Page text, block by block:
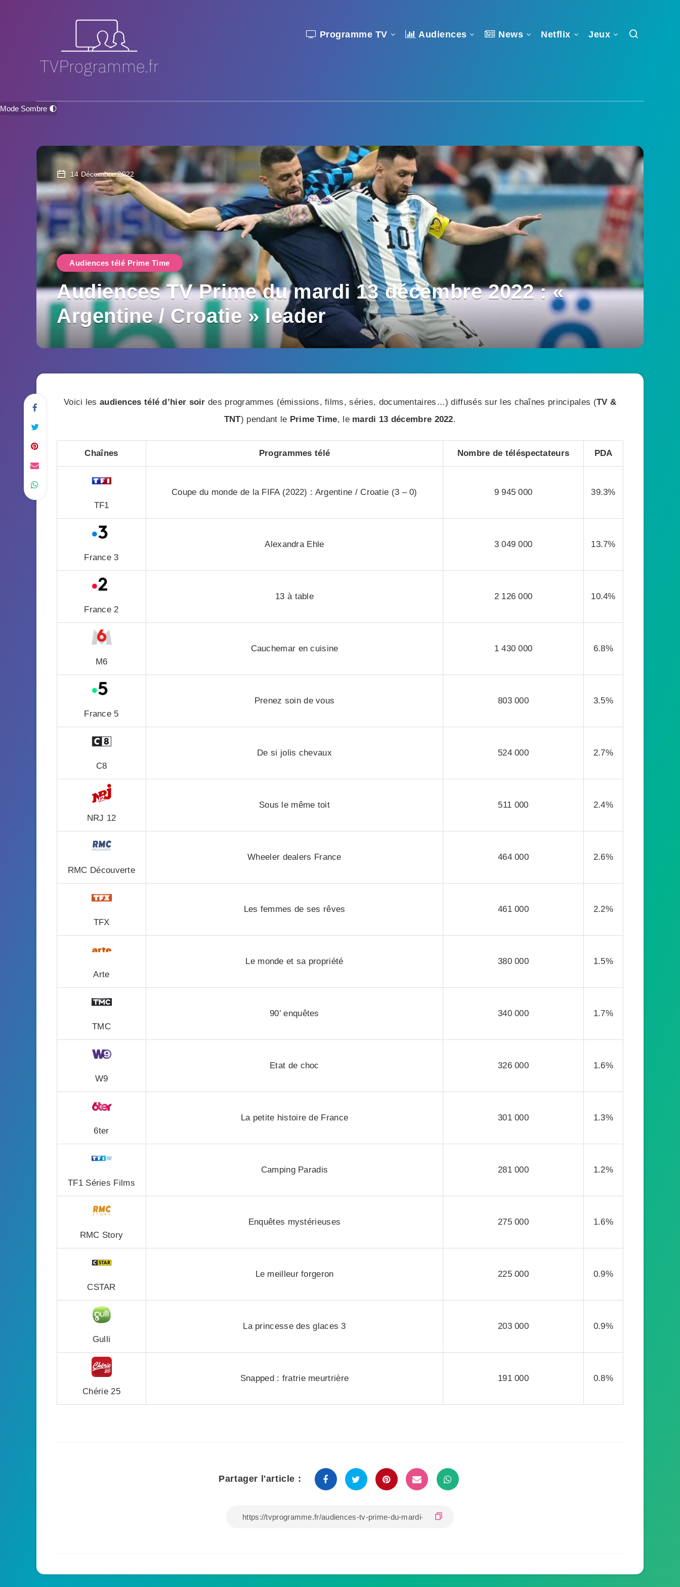
Programme TV Audiences News Netflix Jeux
Mode Sombre 🌓
14 Décembre 2022
Audiences télé Prime Time
Audiences TV Prime du mardi 13 décembre 2022 : «
Argentine / Croatie » leader
Voici les audiences télé d’hier soir des programmes (émissions, films, séries, documentaires…) diffusés sur les chaînes principales (TV &
TNT) pendant le Prime Time, le mardi 13 décembre 2022.
Chaînes Programmes télé Nombre de téléspectateurs PDA
TF1
Coupe du monde de la FIFA (2022) : Argentine / Croatie (3 – 0) 9 945 000 39.3%
France 3
Alexandra Ehle 3 049 000 13.7%
France 2
13 à table 2 126 000 10.4%
M6
Cauchemar en cuisine 1 430 000 6.8%
France 5
Prenez soin de vous 803 000 3.5%
C8
De si jolis chevaux 524 000 2.7%
NRJ 12
Sous le même toit 511 000 2.4%
RMC Découverte
Wheeler dealers France 464 000 2.6%
TFX
Les femmes de ses rêves 461 000 2.2%
Arte
Le monde et sa propriété 380 000 1.5%
TMC
90’ enquêtes 340 000 1.7%
W9
Etat de choc 326 000 1.6%
6ter
La petite histoire de France 301 000 1.3%
TF1 Séries Films
Camping Paradis 281 000 1.2%
RMC Story
Enquêtes mystérieuses 275 000 1.6%
CSTAR
Le meilleur forgeron 225 000 0.9%
Gulli
La princesse des glaces 3 203 000 0.9%
Chérie 25
Snapped : fratrie meurtrière 191 000 0.8%
Partager l'article :
vie privée